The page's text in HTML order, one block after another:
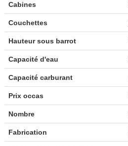
Cabines
Couchettes
Hauteur sous barrot
Capacité d'eau
Capacité carburant
Prix occas
Nombre
Fabrication